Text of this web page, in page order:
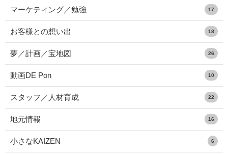
マーケティング／勉強 17
お客様との想い出 18
夢／計画／宝地図 26
動画DE Pon 10
スタッフ／人材育成 22
地元情報 16
小さなKAIZEN 6